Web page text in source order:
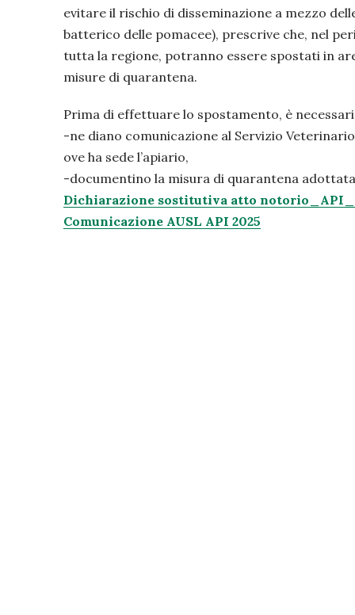
evitare il rischio di disseminazione a mezzo
batterico delle pomacee), prescrive che, nel
tutta la regione, potranno essere spostati in
misure di quarantena.
Prima di effettuare lo spostamento, è
-ne diano comunicazione al Servizio
ove ha sede l’apiario,
-documentino la misura di quarantena
Dichiarazione sostitutiva atto
Comunicazione AUSL API 2025